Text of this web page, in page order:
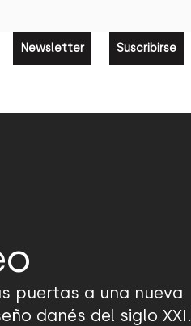
Newsletter Suscribirse
puertas a una nueva
danés del siglo XXI.